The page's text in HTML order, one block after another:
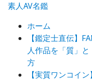
素人AV名鑑
ホーム
【鑑定士直伝】
人作品を「質」
方
【実質ワンコイ